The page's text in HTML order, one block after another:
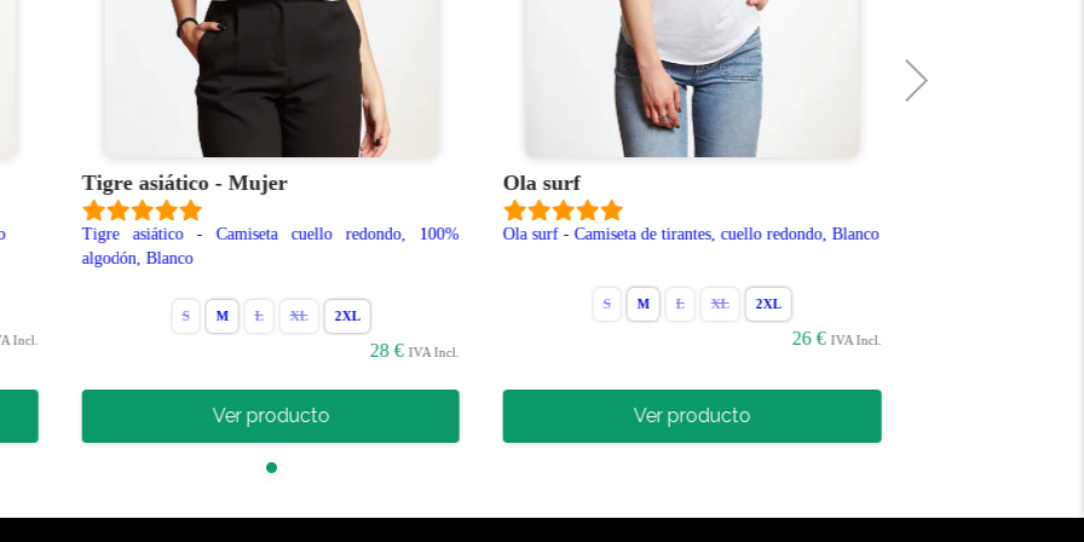
Incl.
Tigre asiático - Mujer
Tigre asiático - Camiseta cuello redondo, 100%
algodón, Blanco
S M L XL
2XL
28 € IVA Incl.
Ver producto
Ola surf
Ola surf - Camiseta de tirantes, cuello redondo, Blanco
S M L XL
2XL
26 € IVA Incl.
Ver producto